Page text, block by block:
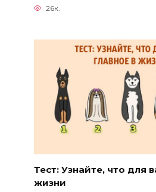
26к.
Тест: Узнайте, что для
жизни